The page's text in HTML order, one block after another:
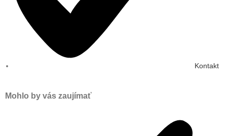
Kontakt
Mohlo by vás zaujímať